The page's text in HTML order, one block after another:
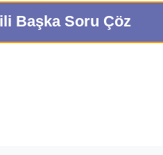
Başka Soru Çöz